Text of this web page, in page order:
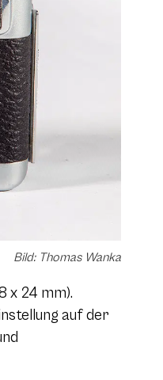
Bild: Thomas Wanka
x 24 mm).
auf der